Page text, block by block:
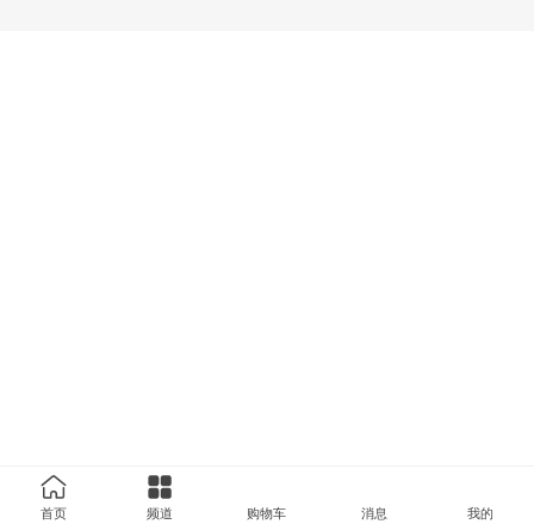
首页 频道 购物车 消息 我的